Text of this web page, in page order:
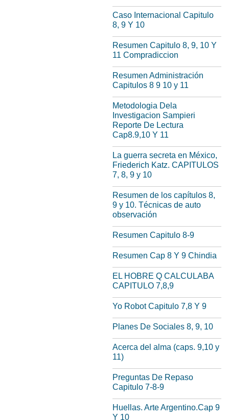
Caso Internacional Capitulo
8, 9 Y 10
Resumen Capitulo 8, 9, 10 Y
11 Compradiccion
Resumen Administración
Capitulos 8 9 10 y 11
Metodologia Dela
Investigacion Sampieri
Reporte De Lectura
Cap8.9,10 Y 11
La guerra secreta en México,
Friederich Katz. CAPITULOS
7, 8, 9 y 10
Resumen de los capítulos 8,
9 y 10. Técnicas de auto
observación
Resumen Capitulo 8-9
Resumen Cap 8 Y 9 Chindia
EL HOBRE Q CALCULABA
CAPITULO 7,8,9
Yo Robot Capitulo 7,8 Y 9
Planes De Sociales 8, 9, 10
Acerca del alma (caps. 9,10 y
11)
Preguntas De Repaso
Capitulo 7-8-9
Huellas. Arte Argentino.Cap 9
Y 10